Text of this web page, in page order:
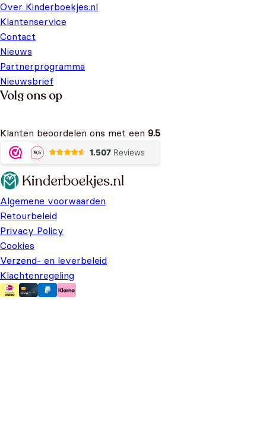
Over Kinderboekjes.nl
Klantenservice
Contact
Nieuws
Partnerprogramma
Nieuwsbrief
Volg ons op
Klanten beoordelen ons met een 9.5
Algemene voorwaarden
Retourbeleid
Privacy Policy
Cookies
Verzend- en leverbeleid
Klachtenregeling